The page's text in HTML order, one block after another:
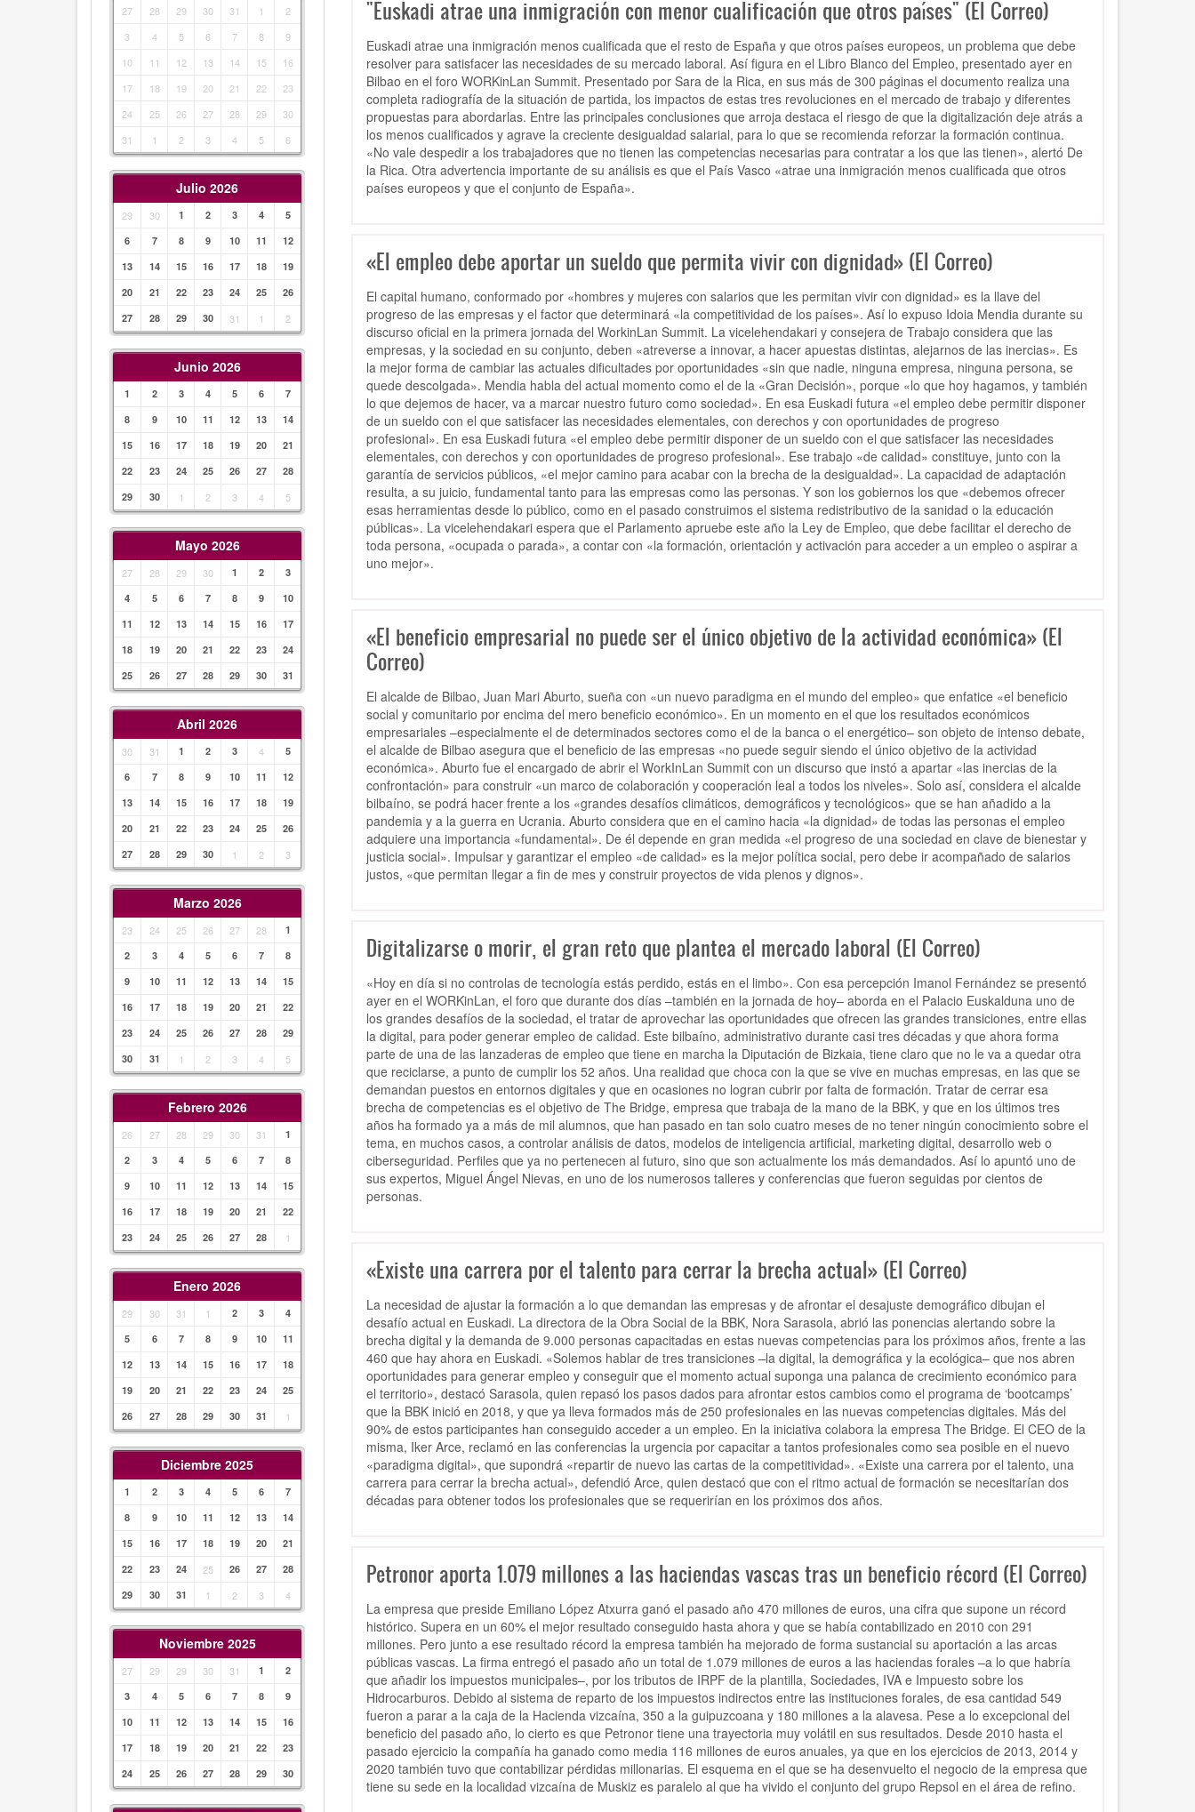
27 28 29 30 31 1
2
3
4 5 6 7 8
9
10
11 12 13 14 15
16
17
18 19 20 21 22
23
24
25 26 27 28 29
30
31
1 2 3 4 5 6
Julio 2026
29 30 1 2 3 4
5
6
7 8 9 10 11
12
13
14 15 16 17 18
19
20
21 22 23 24 25
26
27
28 29 30 31 1 2
Junio 2026
1 2 3 4 5 6
7
8
9 10 11 12 13
14
15
16 17 18 19 20
21
22
23 24 25 26 27
28
29
30 1 2 3 4 5
Mayo 2026
27 28 29 30 1 2
3
4
5 6 7 8 9
10
11
12 13 14 15 16
17
18
19 20 21 22 23
24
25
26 27 28 29 30 31
Abril 2026
30 31 1 2 3 4
5
6
7 8 9 10 11
12
13
14 15 16 17 18
19
20
21 22 23 24 25
26
27
28 29 30 1 2 3
Marzo 2026
23 24 25 26 27 28
1
2
3 4 5 6 7
8
9
10 11 12 13 14
15
16
17 18 19 20 21
22
23
24 25 26 27 28
29
30
31 1 2 3 4 5
Febrero 2026
26 27 28 29 30 31
1
2
3 4 5 6 7
8
9
10 11 12 13 14
15
16
17 18 19 20 21
22
23
24 25 26 27 28 1
Enero 2026
29 30 31 1 2 3
4
5
6 7 8 9 10
11
12
13 14 15 16 17
18
19
20 21 22 23 24
25
26
27 28 29 30 31 1
Diciembre 2025
1 2 3 4 5 6
7
8
9 10 11 12 13
14
15
16 17 18 19 20
21
22
23 24 25 26 27
28
29
30 31 1 2 3 4
Noviembre 2025
27 29 29 30 31 1
2
3
4 5 6 7 8
9
10
11 12 13 14 15
16
17
18 19 20 21 22
23
24
25 26 27 28 29 30
"Euskadi atrae una inmigración con menor cualificación que otros países" (El Correo)
Euskadi atrae una inmigración menos cualificada que el resto de España y que otros países europeos, un problema que debe
resolver para satisfacer las necesidades de su mercado laboral. Así figura en el Libro Blanco del Empleo, presentado ayer en
Bilbao en el foro WORKinLan Summit. Presentado por Sara de la Rica, en sus más de 300 páginas el documento realiza una
completa radiografía de la situación de partida, los impactos de estas tres revoluciones en el mercado de trabajo y diferentes
propuestas para abordarlas. Entre las principales conclusiones que arroja destaca el riesgo de que la digitalización deje atrás a
los menos cualificados y agrave la creciente desigualdad salarial, para lo que se recomienda reforzar la formación continua.
«No vale despedir a los trabajadores que no tienen las competencias necesarias para contratar a los que las tienen», alertó De
la Rica. Otra advertencia importante de su análisis es que el País Vasco «atrae una inmigración menos cualificada que otros
países europeos y que el conjunto de España».
«El empleo debe aportar un sueldo que permita vivir con dignidad» (El Correo)
El capital humano, conformado por «hombres y mujeres con salarios que les permitan vivir con dignidad» es la llave del
progreso de las empresas y el factor que determinará «la competitividad de los países». Así lo expuso Idoia Mendia durante su
discurso oficial en la primera jornada del WorkinLan Summit. La vicelehendakari y consejera de Trabajo considera que las
empresas, y la sociedad en su conjunto, deben «atreverse a innovar, a hacer apuestas distintas, alejarnos de las inercias». Es
la mejor forma de cambiar las actuales dificultades por oportunidades «sin que nadie, ninguna empresa, ninguna persona, se
quede descolgada». Mendia habla del actual momento como el de la «Gran Decisión», porque «lo que hoy hagamos, y también
lo que dejemos de hacer, va a marcar nuestro futuro como sociedad». En esa Euskadi futura «el empleo debe permitir disponer
de un sueldo con el que satisfacer las necesidades elementales, con derechos y con oportunidades de progreso
profesional». En esa Euskadi futura «el empleo debe permitir disponer de un sueldo con el que satisfacer las necesidades
elementales, con derechos y con oportunidades de progreso profesional». Ese trabajo «de calidad» constituye, junto con la
garantía de servicios públicos, «el mejor camino para acabar con la brecha de la desigualdad». La capacidad de adaptación
resulta, a su juicio, fundamental tanto para las empresas como las personas. Y son los gobiernos los que «debemos ofrecer
esas herramientas desde lo público, como en el pasado construimos el sistema redistributivo de la sanidad o la educación
públicas». La vicelehendakari espera que el Parlamento apruebe este año la Ley de Empleo, que debe facilitar el derecho de
toda persona, «ocupada o parada», a contar con «la formación, orientación y activación para acceder a un empleo o aspirar a
uno mejor».
«El beneficio empresarial no puede ser el único objetivo de la actividad económica» (El
Correo)
El alcalde de Bilbao, Juan Mari Aburto, sueña con «un nuevo paradigma en el mundo del empleo» que enfatice «el beneficio
social y comunitario por encima del mero beneficio económico». En un momento en el que los resultados económicos
empresariales –especialmente el de determinados sectores como el de la banca o el energético– son objeto de intenso debate,
el alcalde de Bilbao asegura que el beneficio de las empresas «no puede seguir siendo el único objetivo de la actividad
económica». Aburto fue el encargado de abrir el WorkInLan Summit con un discurso que instó a apartar «las inercias de la
confrontación» para construir «un marco de colaboración y cooperación leal a todos los niveles». Solo así, considera el alcalde
bilbaíno, se podrá hacer frente a los «grandes desafíos climáticos, demográficos y tecnológicos» que se han añadido a la
pandemia y a la guerra en Ucrania. Aburto considera que en el camino hacia «la dignidad» de todas las personas el empleo
adquiere una importancia «fundamental». De él depende en gran medida «el progreso de una sociedad en clave de bienestar y
justicia social». Impulsar y garantizar el empleo «de calidad» es la mejor política social, pero debe ir acompañado de salarios
justos, «que permitan llegar a fin de mes y construir proyectos de vida plenos y dignos».
Digitalizarse o morir, el gran reto que plantea el mercado laboral (El Correo)
«Hoy en día si no controlas de tecnología estás perdido, estás en el limbo». Con esa percepción Imanol Fernández se presentó
ayer en el WORKinLan, el foro que durante dos días –también en la jornada de hoy– aborda en el Palacio Euskalduna uno de
los grandes desafíos de la sociedad, el tratar de aprovechar las oportunidades que ofrecen las grandes transiciones, entre ellas
la digital, para poder generar empleo de calidad. Este bilbaíno, administrativo durante casi tres décadas y que ahora forma
parte de una de las lanzaderas de empleo que tiene en marcha la Diputación de Bizkaia, tiene claro que no le va a quedar otra
que reciclarse, a punto de cumplir los 52 años. Una realidad que choca con la que se vive en muchas empresas, en las que se
demandan puestos en entornos digitales y que en ocasiones no logran cubrir por falta de formación. Tratar de cerrar esa
brecha de competencias es el objetivo de The Bridge, empresa que trabaja de la mano de la BBK, y que en los últimos tres
años ha formado ya a más de mil alumnos, que han pasado en tan solo cuatro meses de no tener ningún conocimiento sobre el
tema, en muchos casos, a controlar análisis de datos, modelos de inteligencia artificial, marketing digital, desarrollo web o
ciberseguridad. Perfiles que ya no pertenecen al futuro, sino que son actualmente los más demandados. Así lo apuntó uno de
sus expertos, Miguel Ángel Nievas, en uno de los numerosos talleres y conferencias que fueron seguidas por cientos de
personas.
«Existe una carrera por el talento para cerrar la brecha actual» (El Correo)
La necesidad de ajustar la formación a lo que demandan las empresas y de afrontar el desajuste demográfico dibujan el
desafío actual en Euskadi. La directora de la Obra Social de la BBK, Nora Sarasola, abrió las ponencias alertando sobre la
brecha digital y la demanda de 9.000 personas capacitadas en estas nuevas competencias para los próximos años, frente a las
460 que hay ahora en Euskadi. «Solemos hablar de tres transiciones –la digital, la demográfica y la ecológica– que nos abren
oportunidades para generar empleo y conseguir que el momento actual suponga una palanca de crecimiento económico para
el territorio», destacó Sarasola, quien repasó los pasos dados para afrontar estos cambios como el programa de ‘bootcamps’
que la BBK inició en 2018, y que ya lleva formados más de 250 profesionales en las nuevas competencias digitales. Más del
90% de estos participantes han conseguido acceder a un empleo. En la iniciativa colabora la empresa The Bridge. El CEO de la
misma, Iker Arce, reclamó en las conferencias la urgencia por capacitar a tantos profesionales como sea posible en el nuevo
«paradigma digital», que supondrá «repartir de nuevo las cartas de la competitividad». «Existe una carrera por el talento, una
carrera para cerrar la brecha actual», defendió Arce, quien destacó que con el ritmo actual de formación se necesitarían dos
décadas para obtener todos los profesionales que se requerirían en los próximos dos años.
Petronor aporta 1.079 millones a las haciendas vascas tras un beneficio récord (El Correo)
La empresa que preside Emiliano López Atxurra ganó el pasado año 470 millones de euros, una cifra que supone un récord
histórico. Supera en un 60% el mejor resultado conseguido hasta ahora y que se había contabilizado en 2010 con 291
millones. Pero junto a ese resultado récord la empresa también ha mejorado de forma sustancial su aportación a las arcas
públicas vascas. La firma entregó el pasado año un total de 1.079 millones de euros a las haciendas forales –a lo que habría
que añadir los impuestos municipales–, por los tributos de IRPF de la plantilla, Sociedades, IVA e Impuesto sobre los
Hidrocarburos. Debido al sistema de reparto de los impuestos indirectos entre las instituciones forales, de esa cantidad 549
fueron a parar a la caja de la Hacienda vizcaína, 350 a la guipuzcoana y 180 millones a la alavesa. Pese a lo excepcional del
beneficio del pasado año, lo cierto es que Petronor tiene una trayectoria muy volátil en sus resultados. Desde 2010 hasta el
pasado ejercicio la compañía ha ganado como media 116 millones de euros anuales, ya que en los ejercicios de 2013, 2014 y
2020 también tuvo que contabilizar pérdidas millonarias. El esquema en el que se ha desenvuelto el negocio de la empresa que
tiene su sede en la localidad vizcaína de Muskiz es paralelo al que ha vivido el conjunto del grupo Repsol en el área de refino.